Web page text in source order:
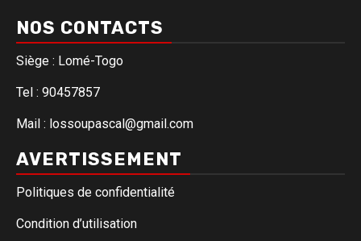
NOS CONTACTS
Siège : Lomé-Togo
Tel : 90457857
Mail : lossoupascal@gmail.com
AVERTISSEMENT
Politiques de confidentialité
Condition d’utilisation